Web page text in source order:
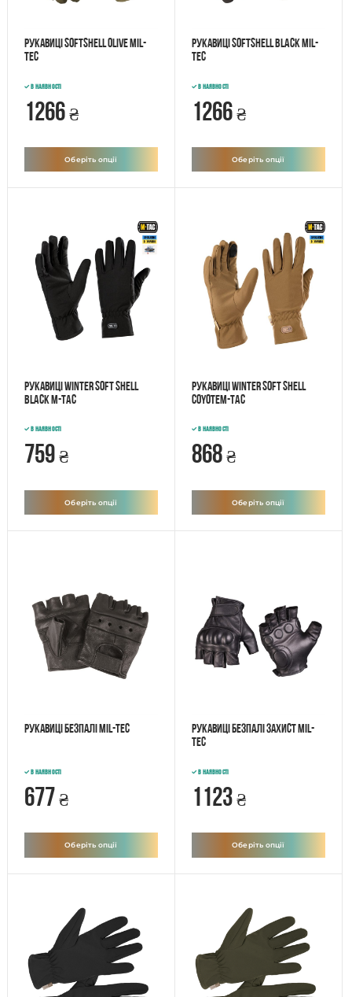
Рукавиці SOFTSHELL OLIVE MIL-
TEC
В наявності
1266 ₴
Оберіть опції
Рукавиці SOFTSHELL BLACK MIL-
TEC
В наявності
1266 ₴
Оберіть опції
Рукавиці Winter Soft Shell
Black M-Tac
В наявності
759 ₴
Оберіть опції
Рукавиці Winter Soft Shell
CoyoteM-Tac
В наявності
868 ₴
Оберіть опції
Рукавиці безпалі Mil-tec
В наявності
677 ₴
Оберіть опції
Рукавиці безпалі захист Mil-
tec
В наявності
1123 ₴
Оберіть опції